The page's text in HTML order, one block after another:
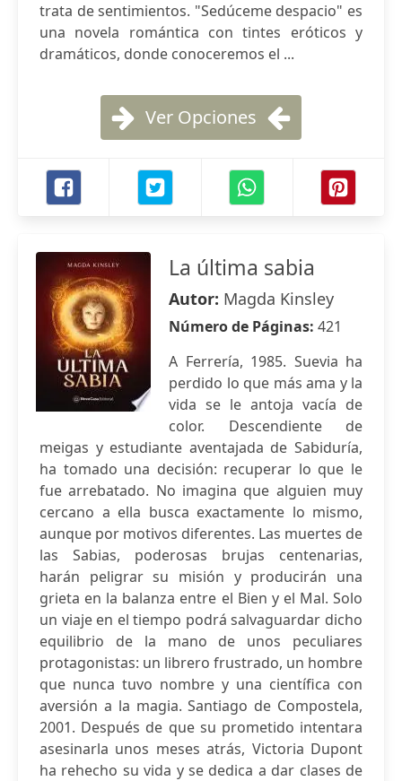
trata de sentimientos. "Sedúceme despacio" es
una novela romántica con tintes eróticos y
dramáticos, donde conoceremos el ...
Ver Opciones
La última sabia
Autor: Magda Kinsley
Número de Páginas: 421
A Ferrería, 1985. Suevia ha
perdido lo que más ama y la
vida se le antoja vacía de
color. Descendiente de
meigas y estudiante aventajada de Sabiduría,
ha tomado una decisión: recuperar lo que le
fue arrebatado. No imagina que alguien muy
cercano a ella busca exactamente lo mismo,
aunque por motivos diferentes. Las muertes de
las Sabias, poderosas brujas centenarias,
harán peligrar su misión y producirán una
grieta en la balanza entre el Bien y el Mal. Solo
un viaje en el tiempo podrá salvaguardar dicho
equilibrio de la mano de unos peculiares
protagonistas: un librero frustrado, un hombre
que nunca tuvo nombre y una científica con
aversión a la magia. Santiago de Compostela,
2001. Después de que su prometido intentara
asesinarla unos meses atrás, Victoria Dupont
ha rehecho su vida y se dedica a dar clases de